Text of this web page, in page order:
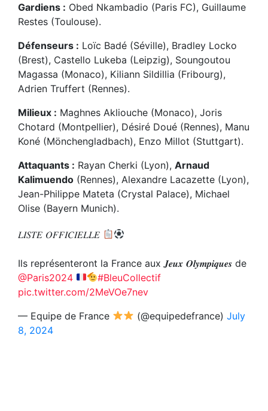
Gardiens : Obed Nkambadio (Paris FC), Guillaume
Restes (Toulouse).
Défenseurs : Loïc Badé (Séville), Bradley Locko
(Brest), Castello Lukeba (Leipzig), Soungoutou
Magassa (Monaco), Kiliann Sildillia (Fribourg),
Adrien Truffert (Rennes).
Milieux : Maghnes Akliouche (Monaco), Joris
Chotard (Montpellier), Désiré Doué (Rennes), Manu
Koné (Mönchengladbach), Enzo Millot (Stuttgart).
Attaquants : Rayan Cherki (Lyon), Arnaud
Kalimuendo (Rennes), Alexandre Lacazette (Lyon),
Jean-Philippe Mateta (Crystal Palace), Michael
Olise (Bayern Munich).
𝐿𝐼𝑆𝑇𝐸 𝑂𝐹𝐹𝐼𝐶𝐼𝐸𝐿𝐿𝐸
Ils représenteront la France aux 𝑱𝒆𝒖𝒙 𝑶𝒍𝒚𝒎𝒑𝒊𝒒𝒖𝒆𝒔 de
@Paris2024
#BleuCollectif
pic.twitter.com/2MeVOe7nev
— Equipe de France
(@equipedefrance)July
8, 2024